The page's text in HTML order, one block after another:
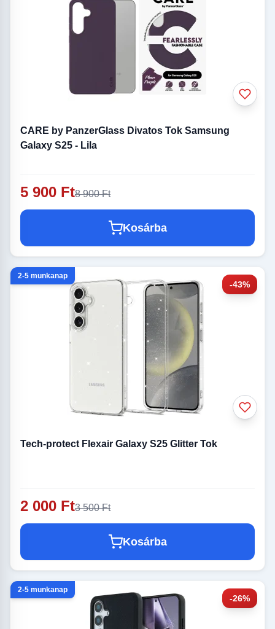
CARE by PanzerGlass Divatos Tok Samsung
Galaxy S25 - Lila
5 900 Ft8 900 Ft
Kosárba
-43%
2-5 munkanap
Tech-protect Flexair Galaxy S25 Glitter Tok
2 000 Ft3 500 Ft
Kosárba
-26%
2-5 munkanap